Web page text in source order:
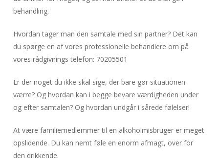
behandling.
Hvordan tager man den samtale med sin partner? Det kan
du spørge en af vores professionelle behandlere om på
vores rådgivnings telefon: 70205501
Er der noget du ikke skal sige, der bare gør situationen
værre? Og hvordan kan i begge bevare værdigheden under
og efter samtalen? Og hvordan undgår i sårede følelser!
At være familiemedlemmer til en alkoholmisbruger er meget
opslidende. Du kan nemt føle en enorm afmagt, over for
den drikkende.